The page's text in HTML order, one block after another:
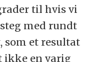
til hvis vi
med rundt
som et resultat
ikke en varig